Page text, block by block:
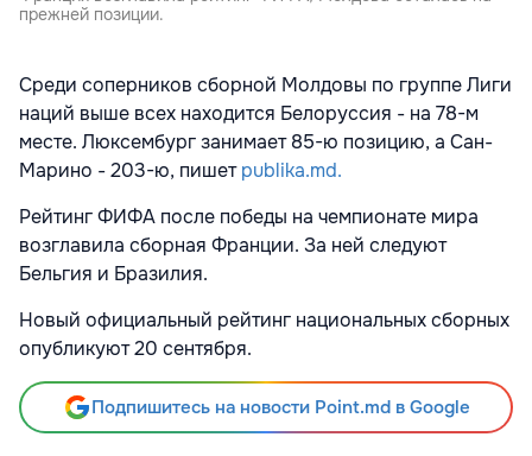
прежней позиции.
Среди соперников сборной Молдовы по группе Лиги
наций выше всех находится Белоруссия - на 78-м
месте. Люксембург занимает 85-ю позицию, а Сан-
Марино - 203-ю, пишетpublika.md.
Рейтинг ФИФА после победы на чемпионате мира
возглавила сборная Франции. За ней следуют
Бельгия и Бразилия.
Новый официальный рейтинг национальных сборных
опубликуют 20 сентября.
Подпишитесь на новости Point.md в Google